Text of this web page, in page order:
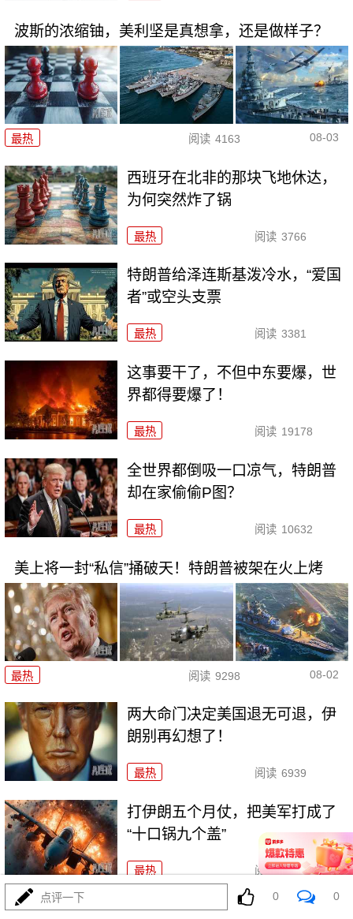
波斯的浓缩铀，美利坚是真想拿，还是做样子？
最热 阅读 4163 08-03
西班牙在北非的那块飞地休达，
为何突然炸了锅
最热 阅读 3766
特朗普给泽连斯基泼冷水，“爱国
者”或空头支票
最热 阅读 3381
这事要干了，不但中东要爆，世
界都得要爆了！
最热 阅读 19178
全世界都倒吸一口凉气，特朗普
却在家偷偷P图？
最热 阅读 10632
美上将一封“私信”捅破天！特朗普被架在火上烤
最热 阅读 9298 08-02
两大命门决定美国退无可退，伊
朗别再幻想了！
最热 阅读 6939
打伊朗五个月仗，把美军打成了
“十口锅九个盖”
最热 阅读 5386
特朗普要对伊朗“断气断电”？这豪
点评一下 0 0